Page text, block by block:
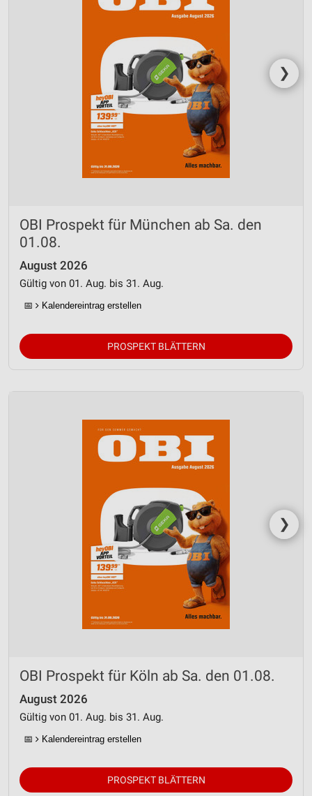
❯
OBI Prospekt für München ab Sa. den
01.08.
August 2026
Gültig von 01. Aug. bis 31. Aug.
📅 Kalendereintrag erstellen
PROSPEKT BLÄTTERN
❯
OBI Prospekt für Köln ab Sa. den 01.08.
August 2026
Gültig von 01. Aug. bis 31. Aug.
📅 Kalendereintrag erstellen
PROSPEKT BLÄTTERN